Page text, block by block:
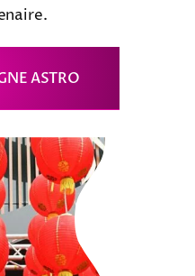
ASTRO